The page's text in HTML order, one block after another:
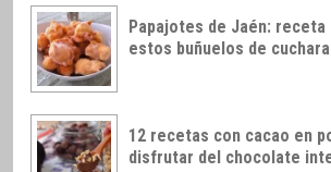
Papajotes de Jaén:
estos buñuelos de cuchara
12 recetas con cacao en
disfrutar del chocolate